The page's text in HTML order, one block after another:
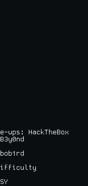
ups: HackTheBox